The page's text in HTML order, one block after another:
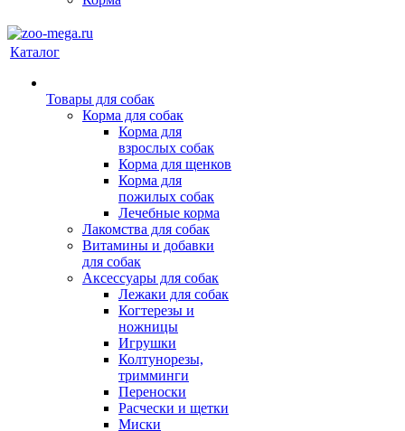
Каталог
Товары для собак
Корма для собак
Корма для
взрослых собак
Корма для щенков
Корма для
пожилых собак
Лечебные корма
Лакомства для собак
Витамины и добавки
для собак
Аксессуары для собак
Лежаки для собак
Когтерезы и
ножницы
Игрушки
Колтунорезы,
тримминги
Переноски
Расчески и щетки
Миски